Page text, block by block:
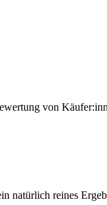
von
natürlich reines